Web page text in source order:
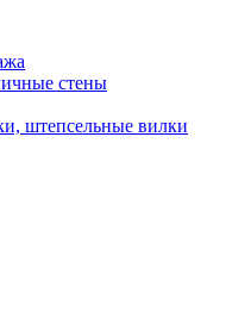
стены
штепсельные вилки